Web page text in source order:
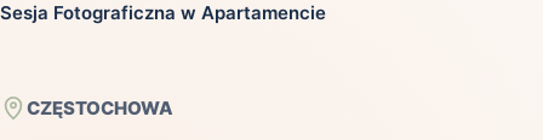
Sesja Fotograficzna w Apartamencie
CZĘSTOCHOWA